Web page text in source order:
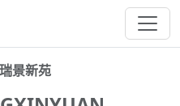
瑞景新苑